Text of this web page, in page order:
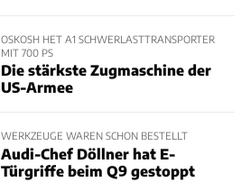
OSKOSH HET A1 SCHWERLASTTRANSPORTER
MIT 700 PS
Die stärkste Zugmaschine der
US-Armee
WERKZEUGE WAREN SCHON BESTELLT
Audi-Chef Döllner hat E-
Türgriffe beim Q9 gestoppt